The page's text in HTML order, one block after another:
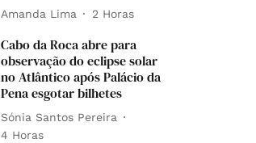
Amanda Lima 2 Horas
Cabo da Roca abre para
observação do eclipse solar
no Atlântico após Palácio da
Pena esgotar bilhetes
Sónia Santos Pereira
4 Horas